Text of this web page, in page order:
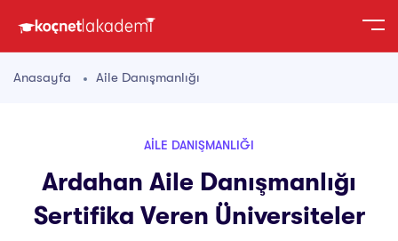
Anasayfa Aile Danışmanlığı
AILE DANIŞMANLIĞI
Ardahan Aile Danışmanlığı
Sertifika Veren Üniversiteler